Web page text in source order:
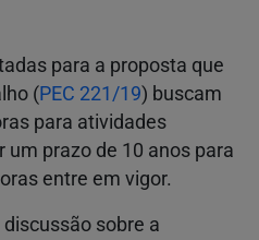
para a proposta que
(PEC 221/19) buscam
para atividades
um prazo de 10 anos para
entre em vigor.
sobre a